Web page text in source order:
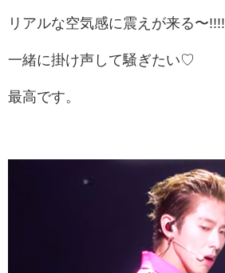
リアルな空気感に震えが来る〜!!!!
一緒に掛け声して騒ぎたい♡
最高です。